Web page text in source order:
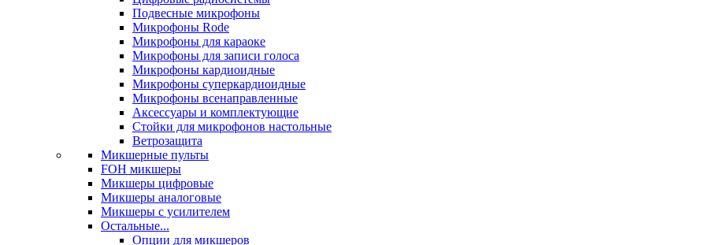
Подвесные микрофоны
Микрофоны Rode
Микрофоны для караоке
Микрофоны для записи голоса
Микрофоны кардиоидные
Микрофоны суперкардиоидные
Микрофоны всенаправленные
Аксессуары и комплектующие
Стойки для микрофонов настольные
Ветрозащита
Микшерные пульты
FOH микшеры
Микшеры цифровые
Микшеры аналоговые
Микшеры с усилителем
Остальные...
Опции для микшеров